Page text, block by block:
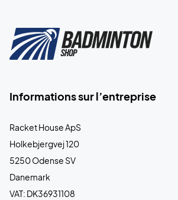
Informations sur l’entreprise
Racket House ApS
Holkebjergvej 120
5250 Odense SV
Danemark
VAT: DK36931108